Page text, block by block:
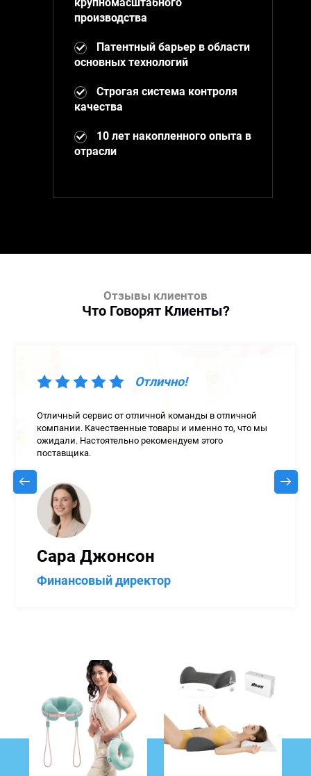
производства
Патентный барьер в области
основных технологий
Строгая система контроля
качества
10 лет накопленного опыта в
отрасли
Отзывы клиентов
Что Говорят Клиенты?
Отлично!
Отличный сервис от отличной команды в отличной
компании. Качественные товары и именно то, что мы
ожидали. Настоятельно рекомендуем этого
поставщика.
Сара Джонсон
Финансовый директор